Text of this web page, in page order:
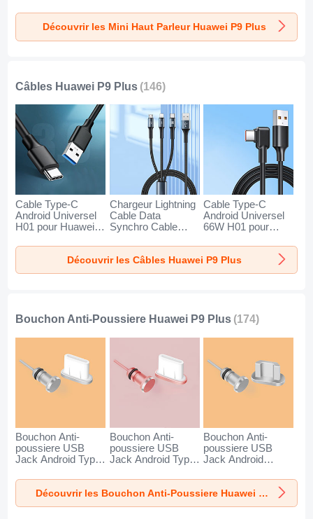
pour Huawei P9
Plus Or
pour Huawei P9
Plus Noir
pour Huawei P9
Plus Bleu
Découvrir les Mini Haut Parleur Huawei P9 Plus
Câbles Huawei P9 Plus (146)
Cable Type-C
Android Universel
H01 pour Huawei
Chargeur Lightning
Cable Data
Synchro Cable
Type-C 100W H01
pour Huawei P9
Plus Noir
Cable Type-C
Android Universel
66W H01 pour
Noir
Découvrir les Câbles Huawei P9 Plus
Bouchon Anti-Poussiere Huawei P9 Plus (174)
Bouchon Anti-
poussiere USB
Jack Android Type-
Huawei P9 Plus
Argent
Bouchon Anti-
poussiere USB
Jack Android Type-
Huawei P9 Plus Or
Rose
Bouchon Anti-
poussiere USB
Jack Android
Huawei P9 Plus
Argent
Découvrir les Bouchon Anti-Poussiere Huawei P9 Plus